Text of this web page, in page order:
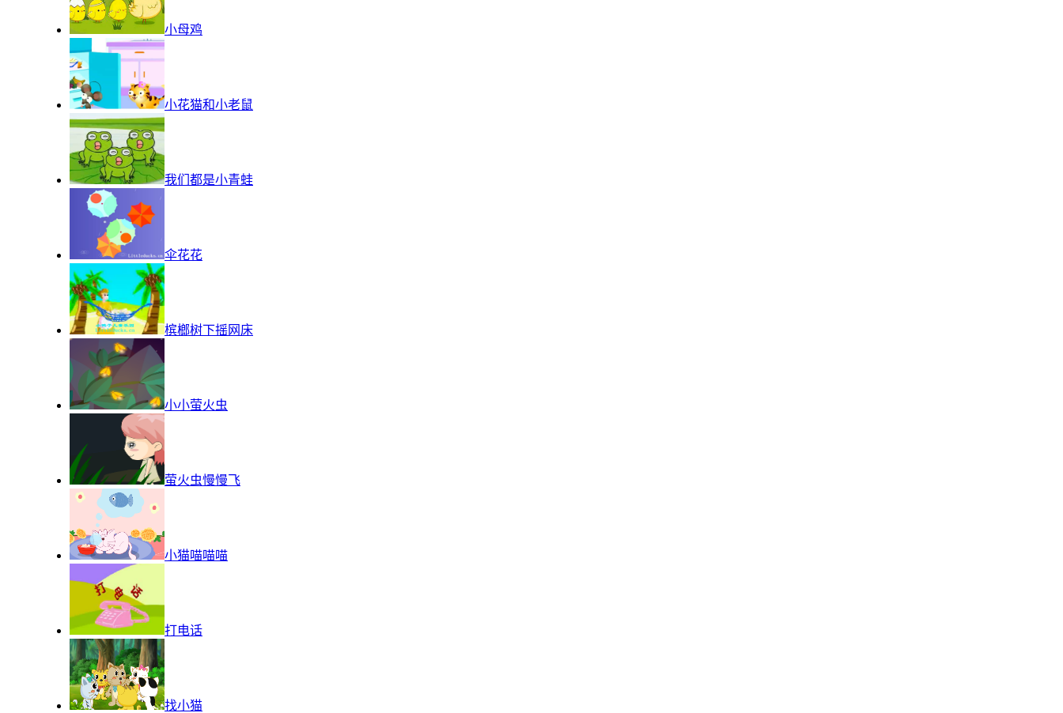
小母鸡
小花猫和小老鼠
我们都是小青蛙
伞花花
槟榔树下摇网床
小小萤火虫
萤火虫慢慢飞
小猫喵喵喵
打电话
找小猫